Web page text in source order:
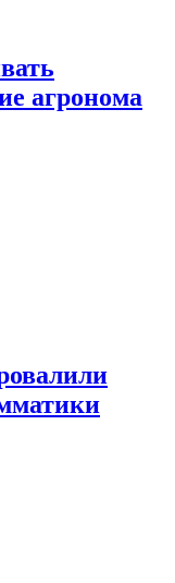
агронома